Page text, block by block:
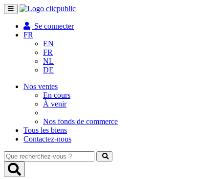
Toggle
navigation
Se connecter
FR
EN
FR
NL
DE
Nos ventes
En cours
À venir
Nos fonds de commerce
Tous les biens
Contactez-nous
Que
recherchez-
vous